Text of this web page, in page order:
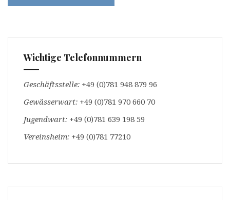
Wichtige Telefonnummern
Geschäftsstelle: +49 (0)781 948 879 96
Gewässerwart: +49 (0)781 970 660 70
Jugendwart: +49 (0)781 639 198 59
Vereinsheim: +49 (0)781 77210